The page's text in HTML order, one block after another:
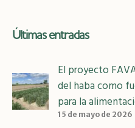
Últimas entradas
El proyecto
del haba como
para la
15 de mayo de 2026